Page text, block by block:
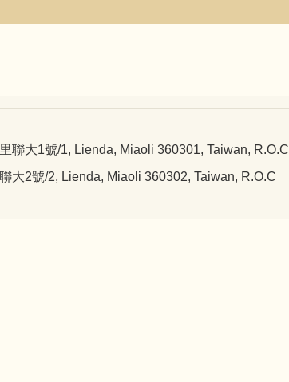
聯大1號/1, Lienda, Miaoli 360301, Taiwan, R.O.C
大2號/2, Lienda, Miaoli 360302, Taiwan, R.O.C